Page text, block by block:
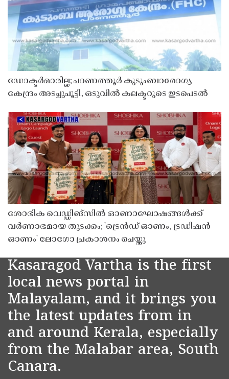
ഡോക്ടർമാരില്ല; പാണത്തൂർ കുടുംബാരോഗ്യ
കേന്ദ്രം അടച്ചുപൂട്ടി, ഒടുവിൽ കലക്ടറുടെ ഇടപെടൽ
ശോഭിക വെഡ്ഡിങ്സിൽ ഓണാഘോഷങ്ങൾക്ക്
വർണാഭമായ തുടക്കം; 'ട്രെൻഡ് ഓണം, ട്രഡിഷൻ
ഓണം' ലോഗോ പ്രകാശനം ചെയ്തു
Kasaragod Vartha is the first
local news portal in
Malayalam, and it brings you
the latest updates from in
and around Kerala, especially
from the Malabar area, South
Canara.